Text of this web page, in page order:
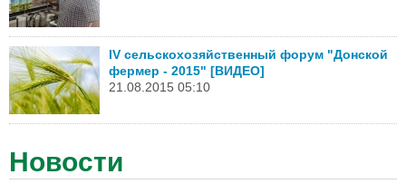
IV сельскохозяйственный форум "Донской
фермер - 2015" [ВИДЕО]
21.08.2015 05:10
Новости